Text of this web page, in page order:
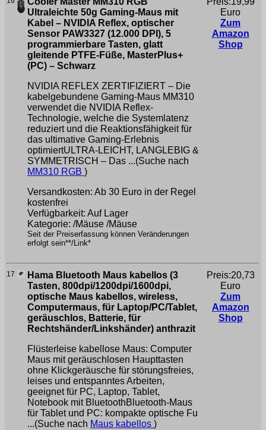
Ultraleichte 50g Gaming-Maus mit
Kabel – NVIDIA Reflex, optischer
Sensor PAW3327 (12.000 DPI), 5
programmierbare Tasten, glatt
gleitende PTFE-Füße, MasterPlus+
(PC) – Schwarz
NVIDIA REFLEX ZERTIFIZIERT – Die
kabelgebundene Gaming-Maus MM310
verwendet die NVIDIA Reflex-
Technologie, welche die Systemlatenz
reduziert und die Reaktionsfähigkeit für
das ultimative Gaming-Erlebnis
optimiertULTRA-LEICHT, LANGLEBIG &
SYMMETRISCH – Das ...(Suche nach
MM310 RGB )
Versandkosten: Ab 30 Euro in der Regel
kostenfrei
Verfügbarkeit: Auf Lager
Kategorie: /Mäuse /Mäuse
Seit der Preiserfassung können Veränderungen
erfolgt sein**/Link*
Euro
Zum
Amazon
Shop
17
Hama Bluetooth Maus kabellos (3
Tasten, 800dpi/1200dpi/1600dpi,
optische Maus kabellos, wireless,
Computermaus, für Laptop/PC/Tablet,
geräuschlos, Batterie, für
Rechtshänder/Linkshänder) anthrazit
Flüsterleise kabellose Maus: Computer
Maus mit geräuschlosen Haupttasten
ohne Klickgeräusche für störungsfreies,
leises und entspanntes Arbeiten,
geeignet für PC, Laptop, Tablet,
Notebook mit BluetoothBluetooth-Maus
für Tablet und PC: kompakte optische Fu
...(Suche nach Maus kabellos )
Preis:20,73
Euro
Zum
Amazon
Shop